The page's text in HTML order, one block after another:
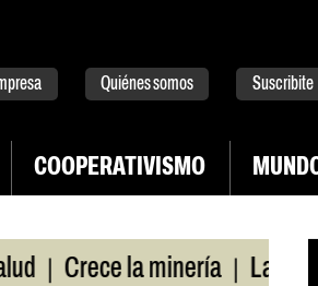
Quiénes somos Suscribite
COOPERATIVISMO
Crece la minería | La Pampa.